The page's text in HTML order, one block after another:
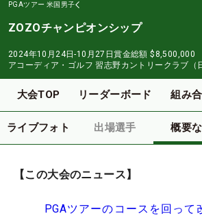
PGAツアー 米国男子
ZOZOチャンピオンシップ
2024年10月24日-10月27日賞金総額 $8,500,000
アコーディア・ゴルフ 習志野カントリークラブ（
大会TOP リーダーボード 組み
ライブフォト 出場選手 概要
【この大会のニュース】
PGAツアーのコースを回って